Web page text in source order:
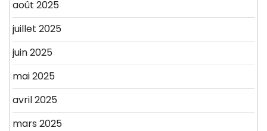
août 2025
juillet 2025
juin 2025
mai 2025
avril 2025
mars 2025